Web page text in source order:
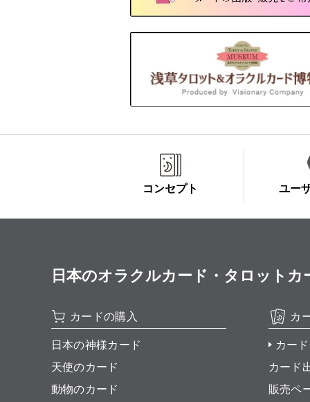
コンセプト ユー
日本のオラクルカード・タロットカ
カードの購入
日本の神様カード
天使のカード
動物のカード
カ
カー
カード
販売ペ